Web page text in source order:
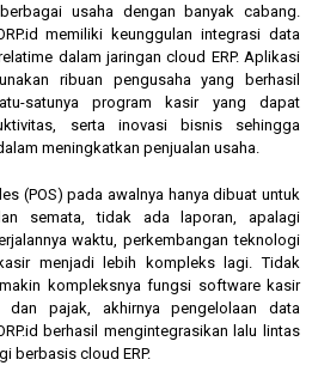
usaha dengan banyak cabang.
memiliki keunggulan integrasi data
dalam jaringan cloud ERP. Aplikasi
ribuan pengusaha yang berhasil
satunya program kasir yang dapat
serta inovasi bisnis sehingga
meningkatkan penjualan usaha.
(POS) pada awalnya hanya dibuat untuk
semata, tidak ada laporan, apalagi
waktu, perkembangan teknologi
menjadi lebih kompleks lagi. Tidak
kompleksnya fungsi software kasir
dan pajak, akhirnya pengelolaan data
berhasil mengintegrasikan lalu lintas
berbasis cloud ERP.